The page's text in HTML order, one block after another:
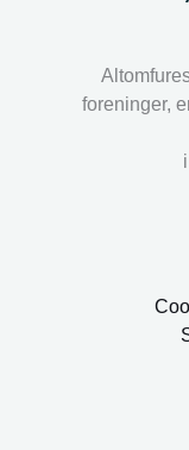
foreninger,